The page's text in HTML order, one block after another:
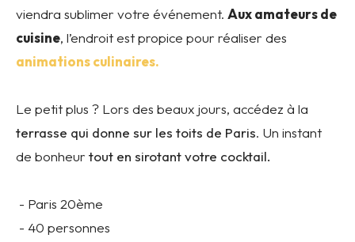
viendra sublimer votre événement. Aux amateurs de
cuisine, l’endroit est propice pour réaliser des
animations culinaires.
Le petit plus ? Lors des beaux jours, accédez à la
terrasse qui donne sur les toits de Paris. Un instant
de bonheur tout en sirotant votre cocktail.
- Paris 20ème
- 40 personnes